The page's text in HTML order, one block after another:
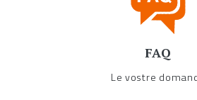
FAQ
Le vostre